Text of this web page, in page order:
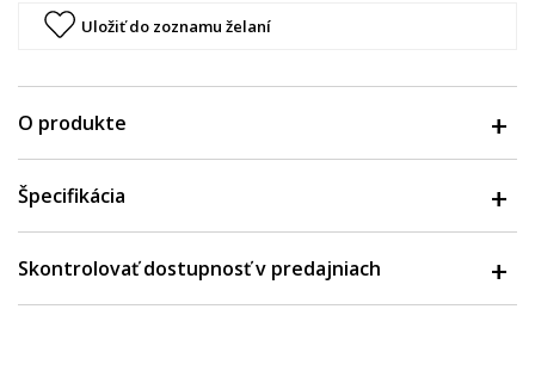
Uložiť do zoznamu želaní
O produkte
Špecifikácia
Skontrolovať dostupnosť v predajniach